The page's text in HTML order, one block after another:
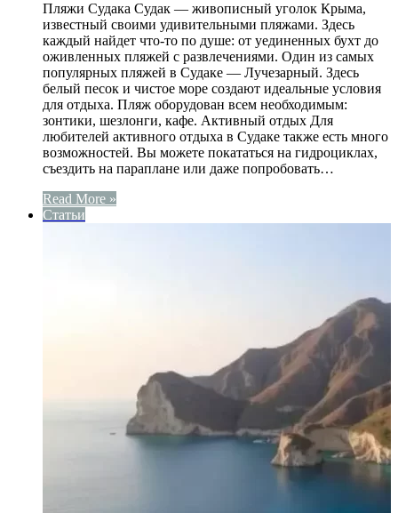
Пляжи Судака Судак — живописный уголок Крыма,
известный своими удивительными пляжами. Здесь
каждый найдет что-то по душе: от уединенных бухт до
оживленных пляжей с развлечениями. Один из самых
популярных пляжей в Судаке — Лучезарный. Здесь
белый песок и чистое море создают идеальные условия
для отдыха. Пляж оборудован всем необходимым:
зонтики, шезлонги, кафе. Активный отдых Для
любителей активного отдыха в Судаке также есть много
возможностей. Вы можете покататься на гидроциклах,
съездить на параплане или даже попробовать…
Read More »
Статьи